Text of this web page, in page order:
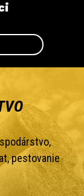
pestovanie